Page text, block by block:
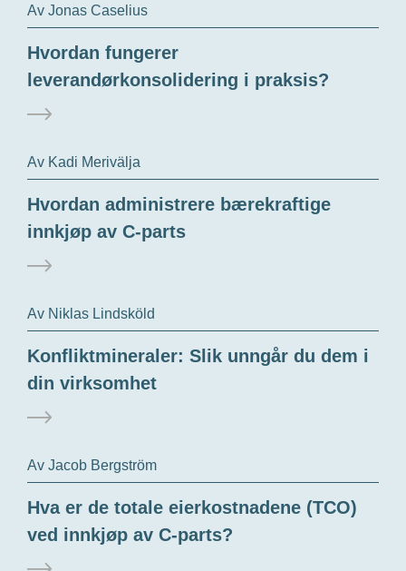
Av Jonas Caselius
Hvordan fungerer
leverandørkonsolidering i praksis?
Av Kadi Merivälja
Hvordan administrere bærekraftige
innkjøp av C-parts
Av Niklas Lindsköld
Konfliktmineraler: Slik unngår du dem i
din virksomhet
Av Jacob Bergström
Hva er de totale eierkostnadene (TCO)
ved innkjøp av C-parts?